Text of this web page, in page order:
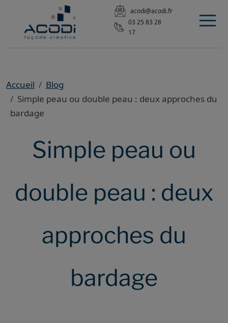
acodi@acodi.fr
03 25 83 28
17
Accueil
Blog
Simple peau ou double peau : deux approches du
bardage
Simple peau ou
double peau : deux
approches du
bardage